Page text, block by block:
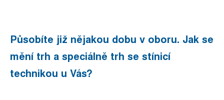
Působíte již nějakou dobu v oboru. Jak se
mění trh a speciálně trh se stínicí
technikou u Vás?